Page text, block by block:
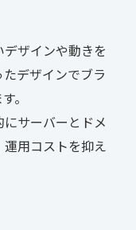
ザインや動きを
デザインでブラ
。
サーバーとドメ
用コストを抑え